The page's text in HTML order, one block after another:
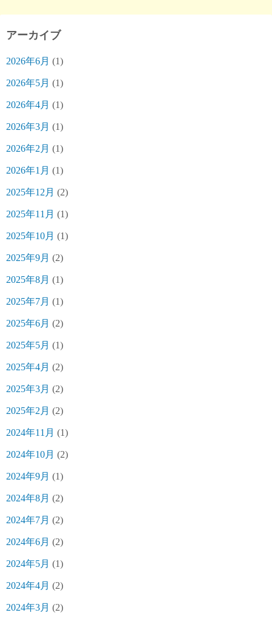
アーカイブ
2026年6月 (1)
2026年5月 (1)
2026年4月 (1)
2026年3月 (1)
2026年2月 (1)
2026年1月 (1)
2025年12月 (2)
2025年11月 (1)
2025年10月 (1)
2025年9月 (2)
2025年8月 (1)
2025年7月 (1)
2025年6月 (2)
2025年5月 (1)
2025年4月 (2)
2025年3月 (2)
2025年2月 (2)
2024年11月 (1)
2024年10月 (2)
2024年9月 (1)
2024年8月 (2)
2024年7月 (2)
2024年6月 (2)
2024年5月 (1)
2024年4月 (2)
2024年3月 (2)